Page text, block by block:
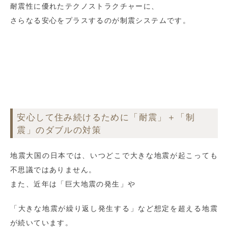
耐震性に優れたテクノストラクチャーに、
さらなる安心をプラスするのが制震システムです。
安心して住み続けるために「耐震」＋「制
震」のダブルの対策
地震大国の日本では、いつどこで大きな地震が起こっても
不思議ではありません。
また、近年は「巨大地震の発生」や
「大きな地震が繰り返し発生する」など想定を超える地震
が続いています。